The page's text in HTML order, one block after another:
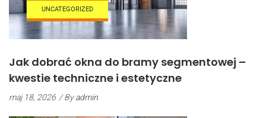
UNCATEGORIZED
Jak dobrać okna do bramy segmentowej –
kwestie techniczne i estetyczne
maj 18, 2026 / Byadmin